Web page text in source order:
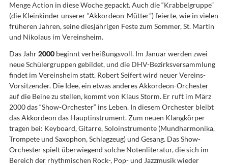
Menge Action in diese Woche gepackt. Auch die “Krabbelgruppe”
(die Kleinkinder unserer “Akkordeon-Mütter”) feierte, wie in vielen
früheren Jahren, seine diesjährigen Feste zum Sommer, St. Martin
und Nikolaus im Vereinsheim.
Das Jahr2000beginnt verheißungsvoll. Im Januar werden zwei
neue Schülergruppen gebildet, und die DHV-Bezirksversammlung
findet im Vereinsheim statt. Robert Seifert wird neuer Vereins-
Vorsitzender. Die Idee, ein etwas anderes Akkordeon-Orchester
auf die Beine zu stellen, kommt von Klaus Storm. Er ruft im März
2000 das “Show-Orchester“ ins Leben. In diesem Orchester bleibt
das Akkordeon das Hauptinstrument. Zum neuen Klangkörper
tragen bei: Keyboard, Gitarre, Soloinstrumente (Mundharmonika,
Trompete und Saxophon, Schlagzeug) und Gesang. Das Show-
Orchester spielt überwiegend solche Notenliteratur, die sich im
Bereich der rhythmischen Rock-, Pop- und Jazzmusik wieder